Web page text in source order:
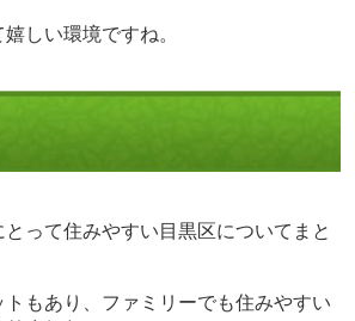
しい環境ですね。
って住みやすい目黒区についてまと
もあり、ファミリーでも住みやすい